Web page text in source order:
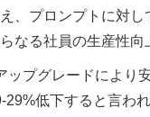
、プロンプトに対
なる社員の生産性向
ップグレードによ
29%低下すると言